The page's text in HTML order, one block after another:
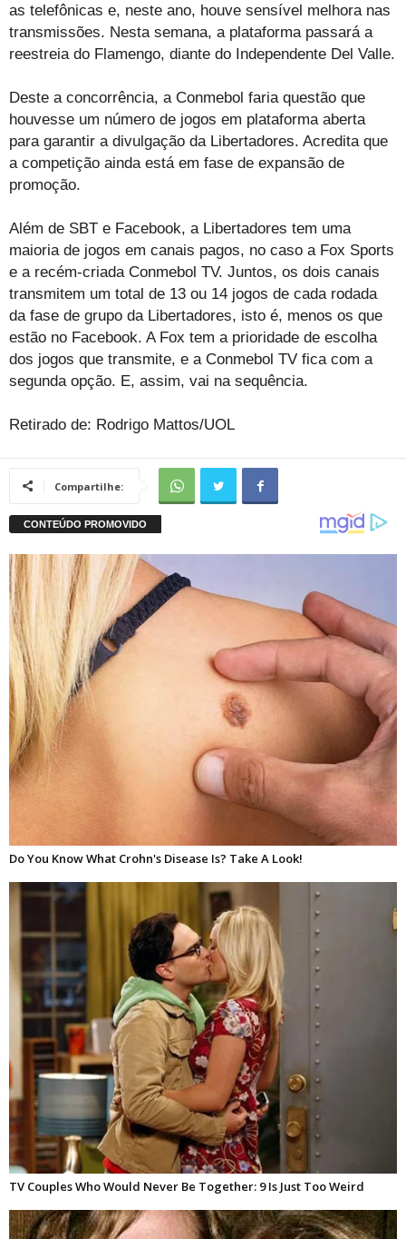
as telefônicas e, neste ano, houve sensível melhora nas
transmissões. Nesta semana, a plataforma passará a
reestreia do Flamengo, diante do Independente Del Valle.
Deste a concorrência, a Conmebol faria questão que
houvesse um número de jogos em plataforma aberta
para garantir a divulgação da Libertadores. Acredita que
a competição ainda está em fase de expansão de
promoção.
Além de SBT e Facebook, a Libertadores tem uma
maioria de jogos em canais pagos, no caso a Fox Sports
e a recém-criada Conmebol TV. Juntos, os dois canais
transmitem um total de 13 ou 14 jogos de cada rodada
da fase de grupo da Libertadores, isto é, menos os que
estão no Facebook. A Fox tem a prioridade de escolha
dos jogos que transmite, e a Conmebol TV fica com a
segunda opção. E, assim, vai na sequência.
Retirado de: Rodrigo Mattos/UOL
Compartilhe: